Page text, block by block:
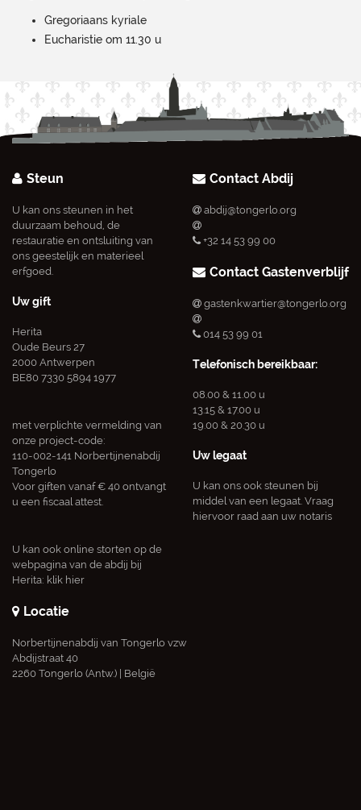
Gregoriaans kyriale
Eucharistie om 11.30 u
Steun
U kan ons steunen in het
duurzaam behoud, de
restauratie en ontsluiting van
ons geestelijk en materieel
erfgoed.
Uw gift
Herita
Oude Beurs 27
2000 Antwerpen
BE80 7330 5894 1977
met verplichte vermelding van
onze project-code:
110-002-141 Norbertijnenabdij
Tongerlo
Voor giften vanaf € 40 ontvangt
u een fiscaal attest.
U kan ook online storten op de
webpagina van de abdij bij
Herita: klik hier
Contact Abdij
abdij@tongerlo.org
+32 14 53 99 00
Contact Gastenverblijf
gastenkwartier@tongerlo.org
014 53 99 01
Telefonisch bereikbaar:
08.00 & 11.00 u
13.15 & 17.00 u
19.00 & 20.30 u
Uw legaat
U kan ons ook steunen bij
middel van een legaat. Vraag
hiervoor raad aan uw notaris
Locatie
Norbertijnenabdij van Tongerlo vzw
Abdijstraat 40
2260 Tongerlo (Antw.) | België